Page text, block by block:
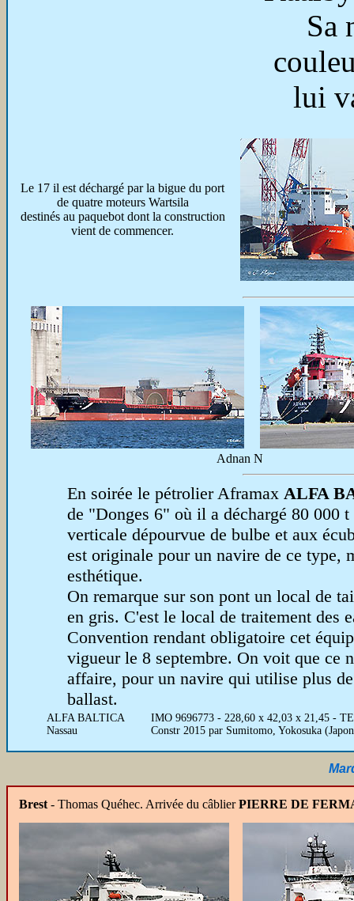
Sa
lui
Le 17 il est déchargé par la bigue du port
de quatre moteurs Wartsila
destinés au paquebot dont la construction
vient de commencer.
Adnan N
En soirée le pétrolier Aframax ALFA
de "Donges 6" où il a déchargé 80 000
verticale dépourvue de bulbe et aux
est originale pour un navire de ce type,
esthétique.
On remarque sur son pont un local de
en gris. C'est le local de traitement des
Convention rendant obligatoire cet
vigueur le 8 septembre. On voit que ce
affaire, pour un navire qui utilise plus
ballast.
ALFA BALTICA
Nassau
IMO 9696773 - 228,60 x 42,03 x 21,45 -
Constr 2015 par Sumitomo, Yokosuka
Brest - Thomas Quéhec. Arrivée du câblierPIERRE DE